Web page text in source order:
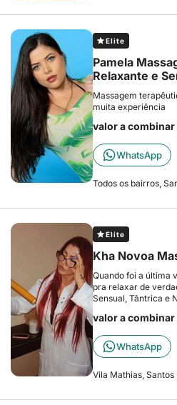
Elite
Pamela
Relaxante e
Massagem
muita experiência
valor a combinar
WhatsApp
Todos os bairros,
Elite
Kha Novoa
Quando foi a última
pra relaxar de
Sensual, Tântrica e
valor a combinar
WhatsApp
Vila Mathias, Santos